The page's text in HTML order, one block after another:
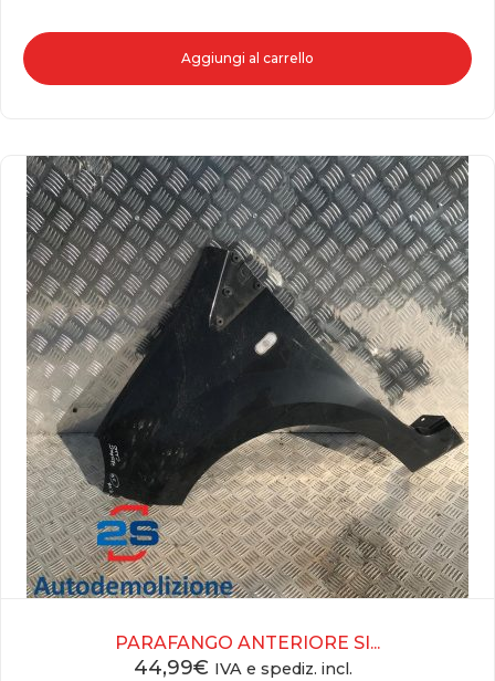
Aggiungi al carrello
PARAFANGO ANTERIORE SI...
44,99€ IVA e spediz. incl.